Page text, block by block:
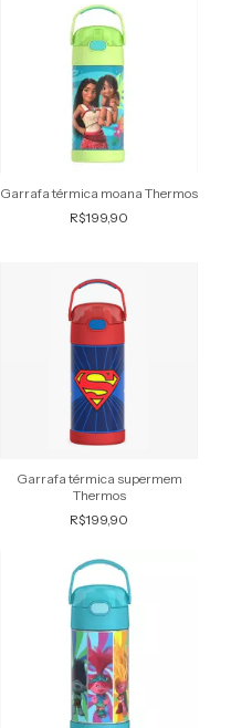
Garrafa térmica moana Thermos
R$199,90
Garrafa térmica supermem
Thermos
R$199,90